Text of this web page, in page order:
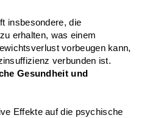
insbesondere, die
erhalten, was einem
vorbeugen kann,
verbunden ist.
Gesundheit und
Effekte auf die psychische